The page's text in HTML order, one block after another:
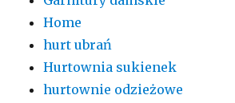
Home
hurt ubrań
Hurtownia sukienek
hurtownie odzieżowe